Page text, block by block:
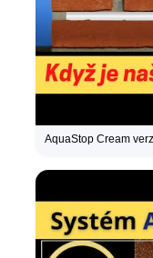
AquaStop Cream